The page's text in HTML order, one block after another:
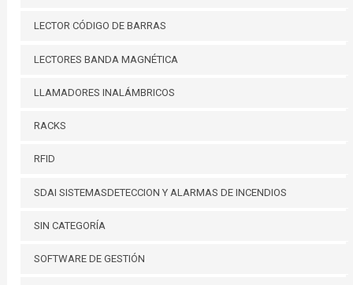
LECTOR CÓDIGO DE BARRAS
LECTORES BANDA MAGNÉTICA
LLAMADORES INALÁMBRICOS
RACKS
RFID
SDAI SISTEMASDETECCION Y ALARMAS DE INCENDIOS
SIN CATEGORÍA
SOFTWARE DE GESTIÓN